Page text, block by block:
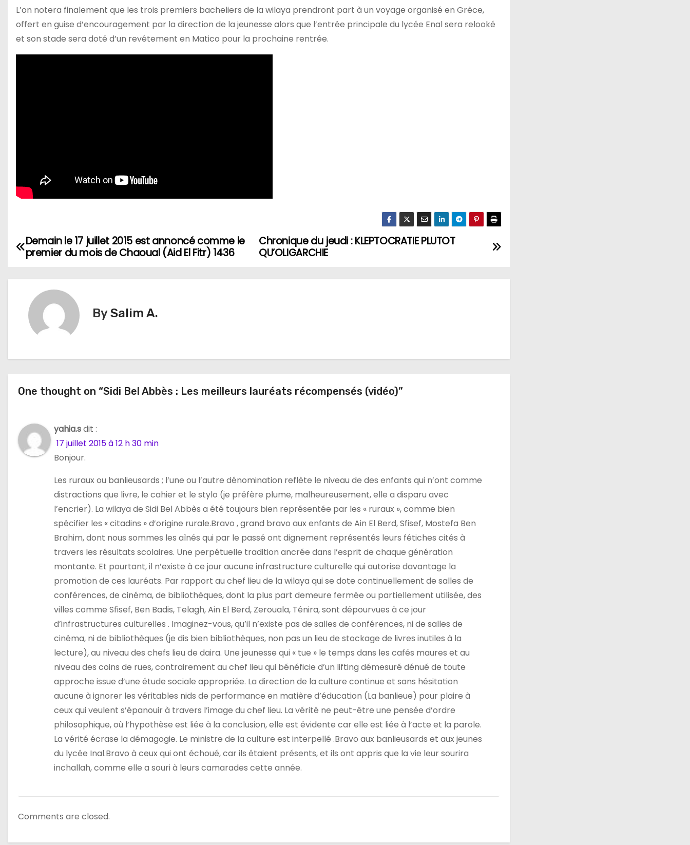
L’on notera finalement que les trois premiers bacheliers de la wilaya prendront part à un voyage organisé en Grèce,
offert en guise d’encouragement par la direction de la jeunesse alors que l’entrée principale du lycée Enal sera relooké
et son stade sera doté d’un revêtement en Matico pour la prochaine rentrée.
N
i
n
d
Chronique du jeudi : KLEPTOCRATIE PLUTOT
QU’OLIGARCHIE
Demain le 17 juillet 2015 est annoncé comme le
premier du mois de Chaoual (Aid El Fitr) 1436
BySalim A.
One thought on “Sidi Bel Abbès : Les meilleurs lauréats récompensés (vidéo)”
yahia.sdit :
17 juillet 2015 à 12 h 30 min
Bonjour.
Les ruraux ou banlieusards ; l’une ou l’autre dénomination reflète le niveau de des enfants qui n’ont comme
distractions que livre, le cahier et le stylo (je préfère plume, malheureusement, elle a disparu avec
l’encrier). La wilaya de Sidi Bel Abbès a été toujours bien représentée par les « ruraux », comme bien
spécifier les « citadins » d’origine rurale.Bravo , grand bravo aux enfants de Ain El Berd, Sfisef, Mostefa Ben
Brahim, dont nous sommes les aînés qui par le passé ont dignement représentés leurs fétiches cités à
travers les résultats scolaires. Une perpétuelle tradition ancrée dans l’esprit de chaque génération
montante. Et pourtant, il n’existe à ce jour aucune infrastructure culturelle qui autorise davantage la
promotion de ces lauréats. Par rapport au chef lieu de la wilaya qui se dote continuellement de salles de
conférences, de cinéma, de bibliothèques, dont la plus part demeure fermée ou partiellement utilisée, des
villes comme Sfisef, Ben Badis, Telagh, Ain El Berd, Zerouala, Ténira, sont dépourvues à ce jour
d’infrastructures culturelles . Imaginez-vous, qu’il n’existe pas de salles de conférences, ni de salles de
cinéma, ni de bibliothèques (je dis bien bibliothèques, non pas un lieu de stockage de livres inutiles à la
lecture), au niveau des chefs lieu de daira. Une jeunesse qui « tue » le temps dans les cafés maures et au
niveau des coins de rues, contrairement au chef lieu qui bénéficie d’un lifting démesuré dénué de toute
approche issue d’une étude sociale appropriée. La direction de la culture continue et sans hésitation
aucune à ignorer les véritables nids de performance en matière d’éducation (La banlieue) pour plaire à
ceux qui veulent s’épanouir à travers l’image du chef lieu. La vérité ne peut-être une pensée d’ordre
philosophique, où l’hypothèse est liée à la conclusion, elle est évidente car elle est liée à l’acte et la parole.
La vérité écrase la démagogie. Le ministre de la culture est interpellé .Bravo aux banlieusards et aux jeunes
du lycée Inal.Bravo à ceux qui ont échoué, car ils étaient présents, et ils ont appris que la vie leur sourira
inchallah, comme elle a souri à leurs camarades cette année.
Comments are closed.